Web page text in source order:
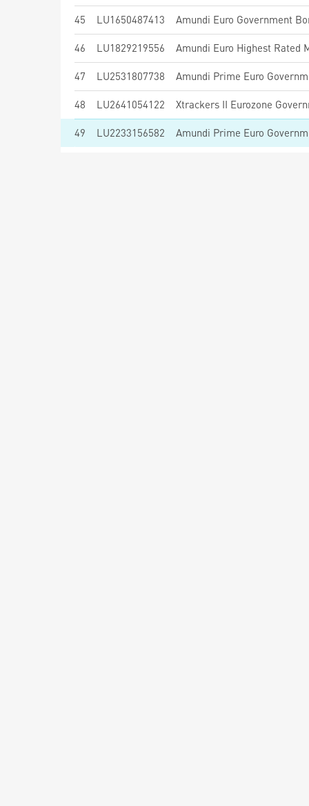
45 LU1650487413 Amundi Euro Government
46 LU1829219556
47 LU2531807738 Amundi Prime Euro
48 LU2641054122 Xtrackers II Eurozone
49 LU2233156582 Amundi Prime Euro